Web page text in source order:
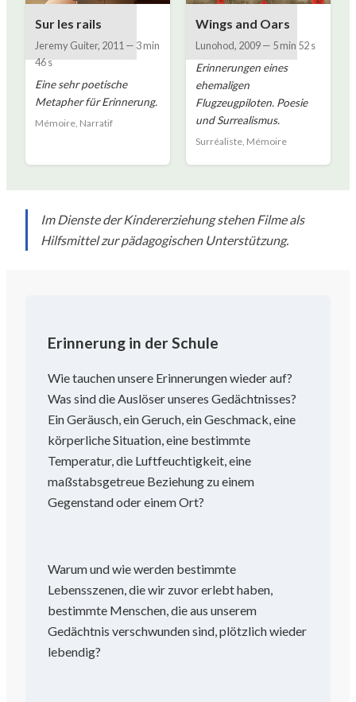
Sur les rails
Jeremy Guiter, 2011 — 3 min
46 s
Eine sehr poetische
Metapher für Erinnerung.
Mémoire, Narratif
Wings and Oars
Lunohod, 2009— 5 min 52 s
Erinnerungen eines
ehemaligen
Flugzeugpiloten. Poesie
und Surrealismus.
Surréaliste, Mémoire
Im Dienste der Kindererziehung stehen Filme als
Hilfsmittel zur pädagogischen Unterstützung.
Erinnerung in der Schule
Wie tauchen unsere Erinnerungen wieder auf?
Was sind die Auslöser unseres Gedächtnisses?
Ein Geräusch, ein Geruch, ein Geschmack, eine
körperliche Situation, eine bestimmte
Temperatur, die Luftfeuchtigkeit, eine
maßstabsgetreue Beziehung zu einem
Gegenstand oder einem Ort?
Warum und wie werden bestimmte
Lebensszenen, die wir zuvor erlebt haben,
bestimmte Menschen, die aus unserem
Gedächtnis verschwunden sind, plötzlich wieder
lebendig?